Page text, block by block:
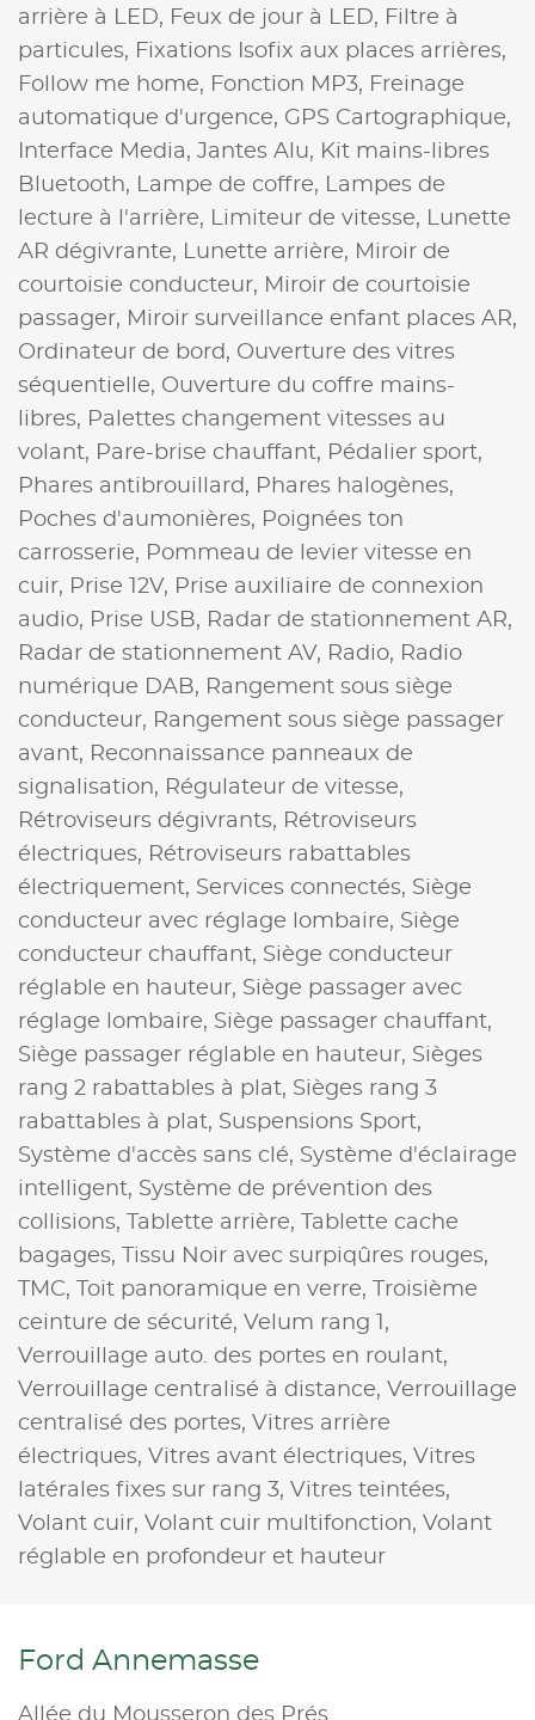
arrière à LED, Feux de jour à LED, Filtre à
particules, Fixations Isofix aux places arrières,
Follow me home, Fonction MP3, Freinage
automatique d'urgence, GPS Cartographique,
Interface Media, Jantes Alu, Kit mains-libres
Bluetooth,
Lampe de coffre,
Lampes de
lecture à l'arrière,
Limiteur de vitesse,
Lunette
AR dégivrante,
Lunette arrière, Miroir de
courtoisie conducteur, Miroir de courtoisie
passager, Miroir surveillance enfant places AR,
Ordinateur de bord, Ouverture des vitres
séquentielle, Ouverture du coffre mains-
libres, Palettes changement vitesses au
volant, Pare-brise chauffant, Pédalier sport,
Phares antibrouillard, Phares halogènes,
Poches d'aumonières, Poignées ton
carrosserie, Pommeau de levier vitesse en
cuir, Prise 12V, Prise auxiliaire de connexion
audio, Prise USB, Radar de stationnement AR,
Radar de stationnement AV, Radio, Radio
numérique DAB, Rangement sous siège
conducteur, Rangement sous siège passager
avant, Reconnaissance panneaux de
signalisation, Régulateur de vitesse,
Rétroviseurs dégivrants, Rétroviseurs
électriques, Rétroviseurs rabattables
électriquement, Services connectés, Siège
conducteur avec réglage lombaire, Siège
conducteur chauffant, Siège conducteur
réglable en hauteur, Siège passager avec
réglage lombaire, Siège passager chauffant,
Siège passager réglable en hauteur, Sièges
rang 2 rabattables à plat, Sièges rang 3
rabattables à plat, Suspensions Sport,
Système d'accès sans clé, Système d'éclairage
intelligent, Système de prévention des
collisions,
Tablette arrière,
Tablette cache
bagages,
Tissu Noir avec surpiqûres rouges,
TMC,
Toit panoramique en verre,
Troisième
ceinture de sécurité, Velum rang 1,
Verrouillage auto. des portes en roulant,
Verrouillage centralisé à distance, Verrouillage
centralisé des portes, Vitres arrière
électriques, Vitres avant électriques, Vitres
latérales fixes sur rang 3, Vitres teintées,
Volant cuir, Volant cuir multifonction, Volant
réglable en profondeur et hauteur
Ford Annemasse
Allée du Mousseron des Prés